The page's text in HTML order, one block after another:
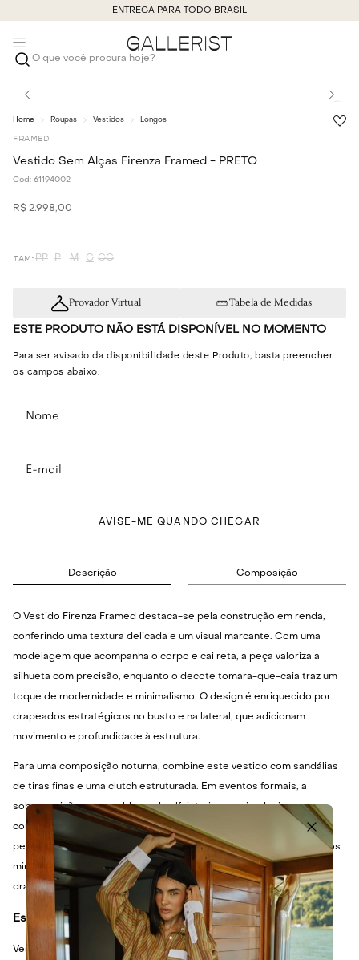
ENTREGA PARA TODO BRASIL
O que você procura hoje?
Roupas Vestidos Longos
FRAMED
Vestido Sem Alças Firenza Framed - PRETO
Cod: 61194002
R$ 2.998,00
PP P M G GG
Provador Virtual Tabela de Medidas
ESTE PRODUTO NÃO ESTÁ DISPONÍVEL NO MOMENTO
Para ser avisado da disponibilidade deste Produto, basta preencher
os campos abaixo.
AVISE-ME QUANDO CHEGAR
Descrição Composição
O Vestido Firenza Framed destaca-se pela construção em renda,
conferindo uma textura delicada e um visual marcante. Com uma
modelagem que acompanha o corpo e cai reta, a peça valoriza a
silhueta com precisão, enquanto o decote tomara-que-caia traz um
toque de modernidade e minimalismo. O design é enriquecido por
drapeados estratégicos no busto e na lateral, que adicionam
movimento e profundidade à estrutura.
Para uma composição noturna, combine este vestido com sandálias
de tiras finas e uma clutch estruturada. Em eventos formais, a
sobreposição com um blazer de alfaiataria oversized cria um
contraste interessante entre a delicadeza da renda e a rigidez da
peça externa. Para um visual mais despojado, aposte em acessórios
minimalistas e um scarpin clássico, deixando o destaque para os
drapeados da peça.
Especificações Técnicas
Vestido longo em renda